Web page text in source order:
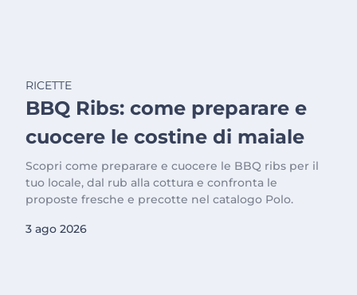
RICETTE
BBQ Ribs: come preparare e
cuocere le costine di maiale
Scopri come preparare e cuocere le BBQ ribs per il
tuo locale, dal rub alla cottura e confronta le
proposte fresche e precotte nel catalogo Polo.
3 ago 2026